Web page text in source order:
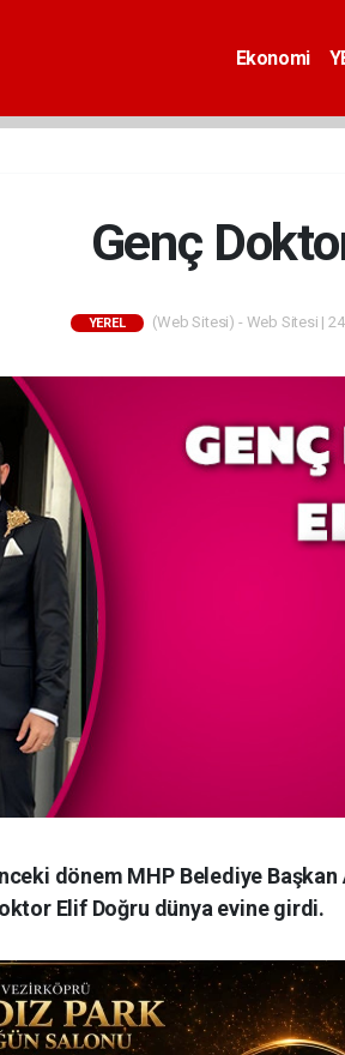
Ekonomi
Genç
YEREL (Web Sitesi) - Web Sitesi |
dönem MHP Belediye Başkan
Elif Doğru dünya evine girdi.